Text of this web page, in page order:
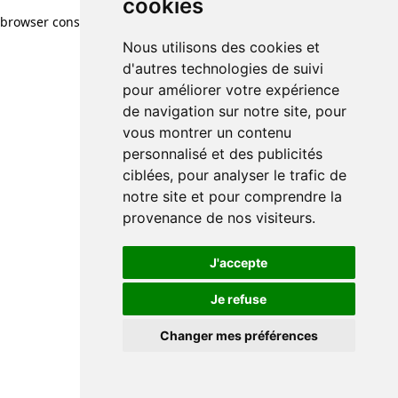
cookies
Nous utilisons des cookies et
d'autres technologies de suivi
pour améliorer votre expérience
de navigation sur notre site, pour
vous montrer un contenu
personnalisé et des publicités
ciblées, pour analyser le trafic de
notre site et pour comprendre la
provenance de nos visiteurs.
J'accepte
Je refuse
Changer mes préférences
browser console for more information)